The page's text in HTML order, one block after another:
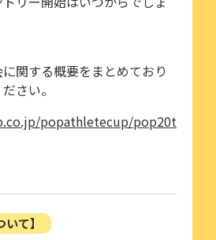
関する概要をまとめており
さい。
popathletecup/pop20t
て】